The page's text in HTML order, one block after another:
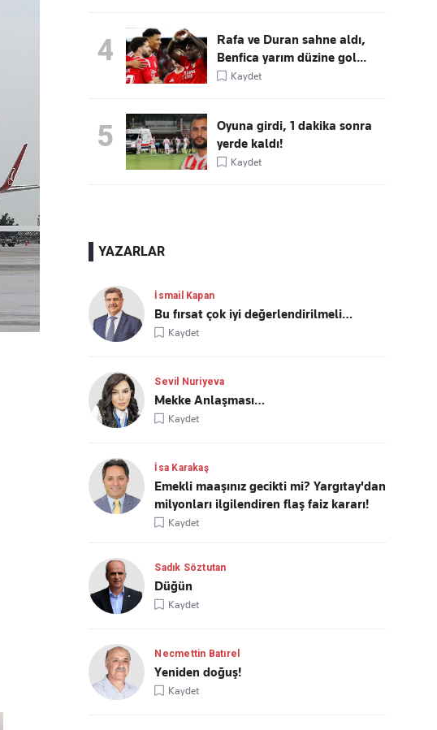
4
Rafa ve Duran sahne aldı,
Benfica yarım düzine gol...
Kaydet
5
Oyuna girdi, 1 dakika sonra
yerde kaldı!
Kaydet
YAZARLAR
İsmail Kapan
Bu fırsat çok iyi değerlendirilmeli…
Kaydet
Sevil Nuriyeva
Mekke Anlaşması…
Kaydet
İsa Karakaş
Emekli maaşınız gecikti mi? Yargıtay'dan
milyonları ilgilendiren flaş faiz kararı!
Kaydet
Sadık Söztutan
Düğün
Kaydet
Necmettin Batırel
Yeniden doğuş!
Kaydet